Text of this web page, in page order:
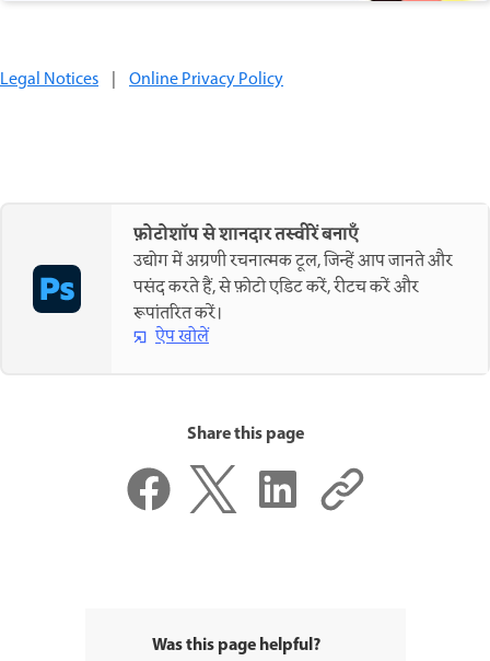
Legal Notices | Online Privacy Policy
फ़ोटोशॉप से शानदार तस्वीरें बनाएँ
उद्योग में अग्रणी रचनात्मक टूल, जिन्हें आप जानते और
पसंद करते हैं, से फ़ोटो एडिट करें, रीटच करें और
रूपांतरित करें।
ऐप खोलें
Share this page
Was this page helpful?